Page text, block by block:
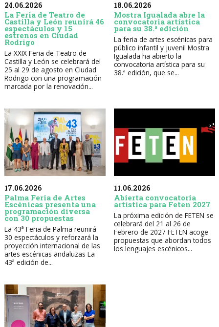
24.06.2026
La Feria de Teatro de
Castilla y León reunirá 46
espectáculos y 15
estrenos en Ciudad
Rodrigo
La XXIX Feria de Teatro de
Castilla y León se celebrará del
25 al 29 de agosto en Ciudad
Rodrigo con una programación
marcada por la renovación...
18.06.2026
Mostra Igualada abre la
convocatoria artística
para su 38.ª edición
La feria de artes escénicas para
público infantil y juvenil Mostra
Igualada ha abierto la
convocatoria artística para su
38.ª edición, que se...
17.06.2026
Palma Feria de Artes
Escénicas presenta una
programación diversa
con 30 propuestas
La 43ª Feria de Palma reunirá
30 espectáculos y reforzará la
proyección internacional de las
artes escénicas andaluzas La
43ª edición de...
11.06.2026
Abierta convocatoria
artística para Feten 2027
La próxima edición de FETEN se
celebrará del 21 al 26 de
Febrero de 2027 FETEN acoge
propuestas que abordan todos
los lenguajes escénicos...